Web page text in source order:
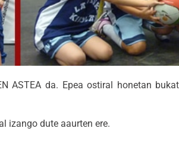
ASTEA da. Epea ostiral honetan
izango dute aaurten ere.